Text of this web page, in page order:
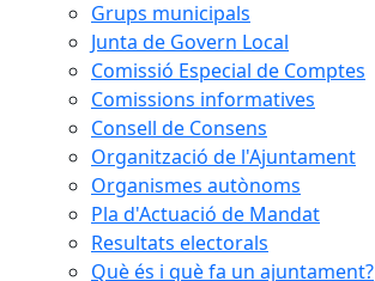
Grups municipals
Junta de Govern Local
Comissió Especial de Comptes
Comissions informatives
Consell de Consens
Organització de l'Ajuntament
Organismes autònoms
Pla d'Actuació de Mandat
Resultats electorals
Què és i què fa un ajuntament?